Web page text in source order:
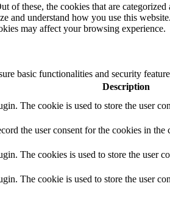
these, the cookies that are categorized
and understand how you use this
may affect your browsing experience.
basic functionalities and security
Description
The cookie is used to store the user
the user consent for the cookies in
The cookies is used to store the user
The cookie is used to store the user